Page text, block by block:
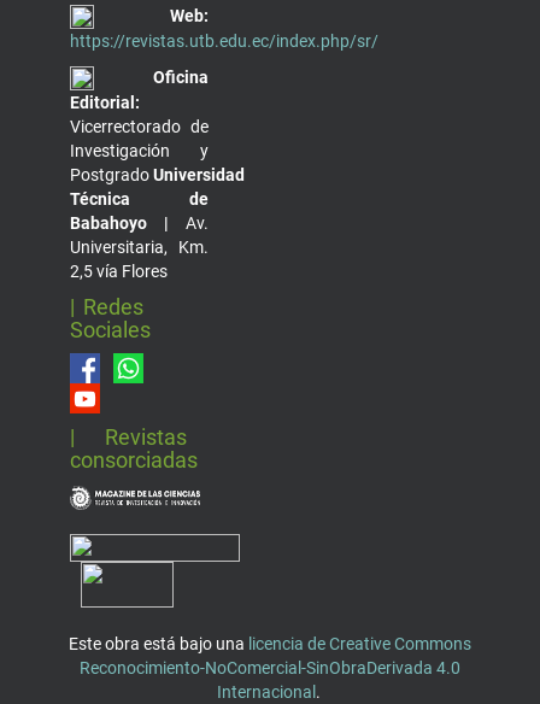
Web:
https://revistas.utb.edu.ec/index.php/sr/
Oficina
Editorial:
Vicerrectorado de
Investigación y
PostgradoUniversidad
Técnica de
Babahoyo | Av.
Universitaria, Km.
2,5 vía Flores
| Redes
Sociales
| Revistas
consorciadas
Este obra está bajo una licencia de Creative Commons
Reconocimiento-NoComercial-SinObraDerivada 4.0
Internacional .